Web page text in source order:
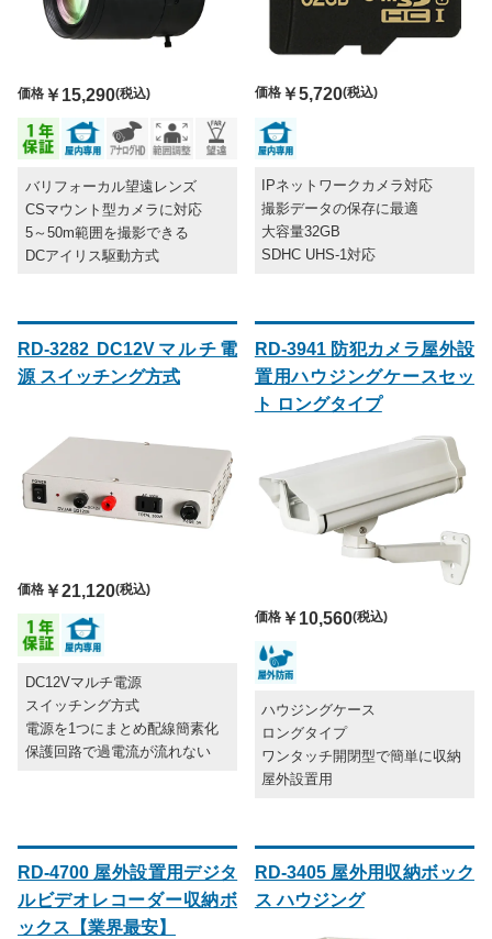
価格 ￥15,290(税込)
バリフォーカル望遠レンズ
CSマウント型カメラに対応
5～50m範囲を撮影できる
DCアイリス駆動方式
価格￥5,720(税込)
IPネットワークカメラ対応
撮影データの保存に最適
大容量32GB
SDHC UHS-1対応
RD-3282 DC12Vマルチ電
源 スイッチング方式
価格 ￥21,120(税込)
DC12Vマルチ電源
スイッチング方式
電源を1つにまとめ配線簡素化
保護回路で過電流が流れない
RD-3941 防犯カメラ屋外設
置用ハウジングケースセッ
ト ロングタイプ
価格￥10,560(税込)
ハウジングケース
ロングタイプ
ワンタッチ開閉型で簡単に収納
屋外設置用
RD-4700 屋外設置用デジタ
ルビデオレコーダー収納ボ
ックス【業界最安】
RD-3405 屋外用収納ボック
ス ハウジング